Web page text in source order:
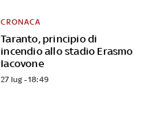
Taranto, principio di
incendio allo stadio Erasmo
Iacovone
CRONACA
27 lug - 18:49